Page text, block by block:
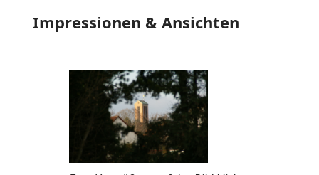
Impressionen & Ansichten